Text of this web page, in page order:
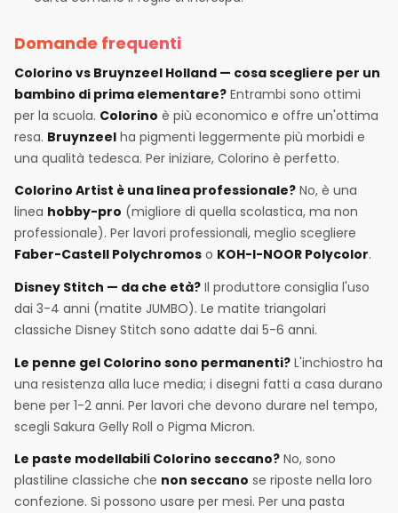
Domande frequenti
Colorino vs Bruynzeel Holland — cosa scegliere per un
bambino di prima elementare? Entrambi sono ottimi
per la scuola. Colorino è più economico e offre un'ottima
resa. Bruynzeel ha pigmenti leggermente più morbidi e
una qualità tedesca. Per iniziare, Colorino è perfetto.
Colorino Artist è una linea professionale? No, è una
linea hobby-pro (migliore di quella scolastica, ma non
professionale). Per lavori professionali, meglio scegliere
Faber-Castell Polychromos o KOH-I-NOOR Polycolor.
Disney Stitch — da che età? Il produttore consiglia l'uso
dai 3-4 anni (matite JUMBO). Le matite triangolari
classiche Disney Stitch sono adatte dai 5-6 anni.
Le penne gel Colorino sono permanenti? L'inchiostro ha
una resistenza alla luce media; i disegni fatti a casa durano
bene per 1-2 anni. Per lavori che devono durare nel tempo,
scegli Sakura Gelly Roll o Pigma Micron.
Le paste modellabili Colorino seccano? No, sono
plastiline classiche che non seccano se riposte nella loro
confezione. Si possono usare per mesi. Per una pasta